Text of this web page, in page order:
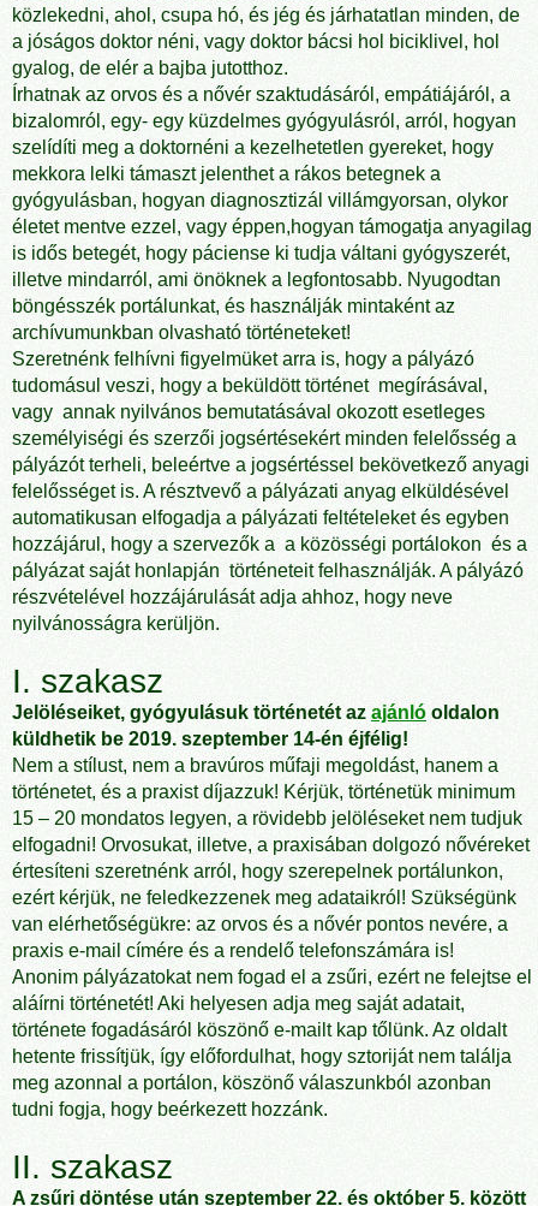
közlekedni, ahol, csupa hó, és jég és járhatatlan minden, de
a jóságos doktor néni, vagy doktor bácsi hol biciklivel, hol
gyalog, de elér a bajba jutotthoz.
Írhatnak az orvos és a nővér szaktudásáról, empátiájáról, a
bizalomról, egy- egy küzdelmes gyógyulásról, arról, hogyan
szelídíti meg a doktornéni a kezelhetetlen gyereket, hogy
mekkora lelki támaszt jelenthet a rákos betegnek a
gyógyulásban, hogyan diagnosztizál villámgyorsan, olykor
életet mentve ezzel, vagy éppen,hogyan támogatja anyagilag
is idős betegét, hogy páciense ki tudja váltani gyógyszerét,
illetve mindarról, ami önöknek a legfontosabb. Nyugodtan
böngésszék portálunkat, és használják mintaként az
archívumunkban olvasható történeteket!
Szeretnénk felhívni figyelmüket arra is, hogy a pályázó
tudomásul veszi, hogy a beküldött történet megírásával,
vagy annak nyilvános bemutatásával okozott esetleges
személyiségi és szerzői jogsértésekért minden felelősség a
pályázót terheli, beleértve a jogsértéssel bekövetkező anyagi
felelősséget is. A résztvevő a pályázati anyag elküldésével
automatikusan elfogadja a pályázati feltételeket és egyben
hozzájárul, hogy a szervezők a a közösségi portálokon és a
pályázat saját honlapján történeteit felhasználják. A pályázó
részvételével hozzájárulását adja ahhoz, hogy neve
nyilvánosságra kerüljön.
I. szakasz
Jelöléseiket, gyógyulásuk történetét az ajánló oldalon
küldhetik be 2019. szeptember 14-én éjfélig!
Nem a stílust, nem a bravúros műfaji megoldást, hanem a
történetet, és a praxist díjazzuk! Kérjük, történetük minimum
15 – 20 mondatos legyen, a rövidebb jelöléseket nem tudjuk
elfogadni! Orvosukat, illetve, a praxisában dolgozó nővéreket
értesíteni szeretnénk arról, hogy szerepelnek portálunkon,
ezért kérjük, ne feledkezzenek meg adataikról! Szükségünk
van elérhetőségükre: az orvos és a nővér pontos nevére, a
praxis e-mail címére és a rendelő telefonszámára is!
Anonim pályázatokat nem fogad el a zsűri, ezért ne felejtse el
aláírni történetét! Aki helyesen adja meg saját adatait,
története fogadásáról köszönő e-mailt kap tőlünk. Az oldalt
hetente frissítjük, így előfordulhat, hogy sztoriját nem találja
meg azonnal a portálon, köszönő válaszunkból azonban
tudni fogja, hogy beérkezett hozzánk.
II. szakasz
A zsűri döntése után szeptember 22. és október 5. között